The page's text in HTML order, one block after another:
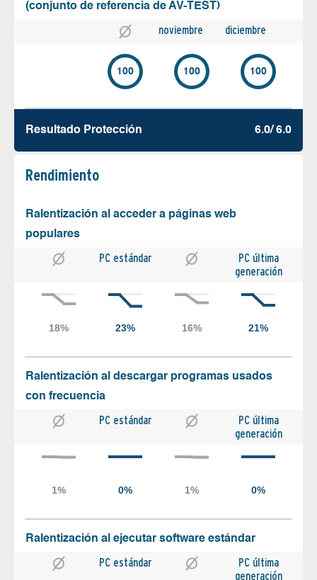
(conjunto de referencia de AV-TEST)
noviembre diciembre
100 100 100
Resultado Protección 6.0/ 6.0
Rendimiento
Ralentización al acceder a páginas web
populares
PC estándar
PC última
generación
Ralentización al descargar programas usados
con frecuencia
PC estándar
PC última
generación
Ralentización al ejecutar software estándar
PC estándar
PC última
generación